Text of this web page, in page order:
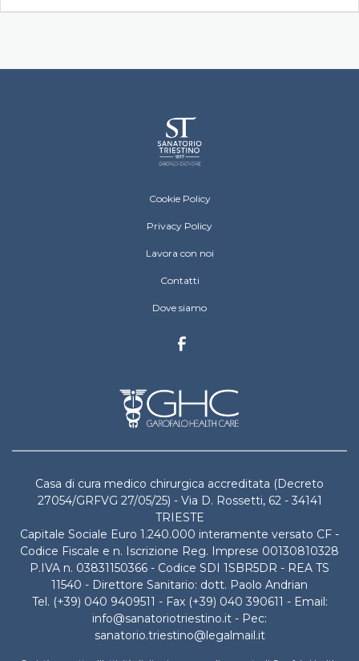
Sanatorio Triestino Menu Footer
Cookie Policy
Privacy Policy
Lavora con noi
Contatti
Dove siamo
Casa di cura medico chirurgica accreditata (Decreto
27054/GRFVG 27/05/25) - Via D. Rossetti, 62 - 34141
TRIESTE
Capitale Sociale Euro 1.240.000 interamente versato CF -
Codice Fiscale e n. Iscrizione Reg. Imprese 00130810328
P.IVA n. 03831150366 - Codice SDI 1SBR5DR - REA TS
11540 - Direttore Sanitario: dott. Paolo Andrian
Tel. (+39) 040 9409511 - Fax (+39) 040 390611 - Email:
info@sanatoriotriestino.it - Pec:
sanatorio.triestino@legalmail.it